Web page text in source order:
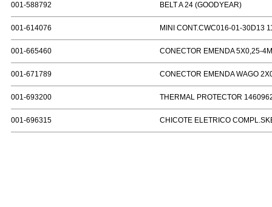
001-588792 BELT A 24 (GOODYEAR)
001-614076 MINI CONT.CWC016-01-30D13
001-665460 CONECTOR EMENDA 5X0,25-
001-671789 CONECTOR EMENDA WAGO
001-693200 THERMAL PROTECTOR
001-696315 CHICOTE ELETRICO